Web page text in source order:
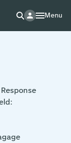
Menu